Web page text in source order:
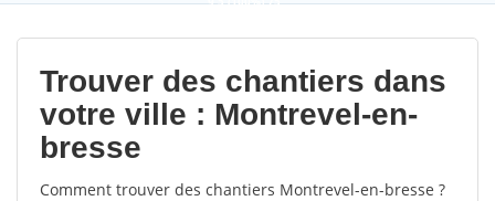
votes
Trouver des chantiers dans
votre ville : Montrevel-en-
bresse
Comment trouver des chantiers Montrevel-en-bresse ?